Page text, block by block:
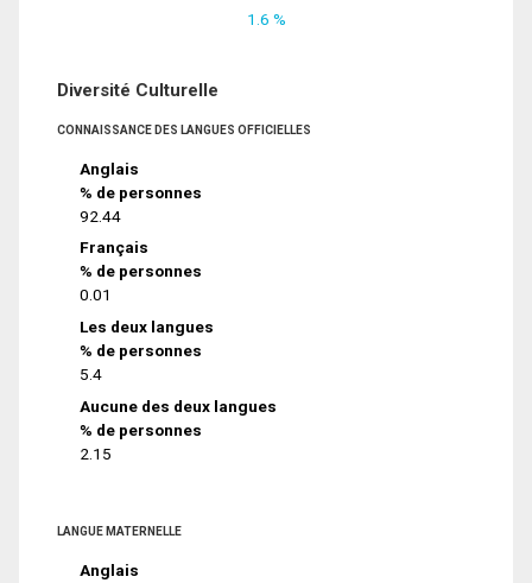
1.6 %
Diversité Culturelle
CONNAISSANCE DES LANGUES OFFICIELLES
Anglais
% de personnes
92.44
Français
% de personnes
0.01
Les deux langues
% de personnes
5.4
Aucune des deux langues
% de personnes
2.15
LANGUE MATERNELLE
Anglais